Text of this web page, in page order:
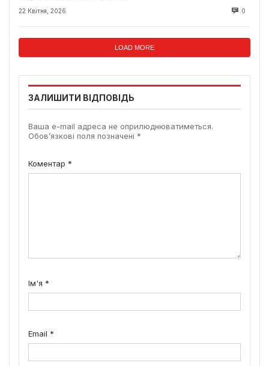
22 Квітня, 2026 0
LOAD MORE
ЗАЛИШИТИ ВІДПОВІДЬ
Ваша e-mail адреса не оприлюднюватиметься.
Обов’язкові поля позначені *
Коментар *
Ім'я *
Email *